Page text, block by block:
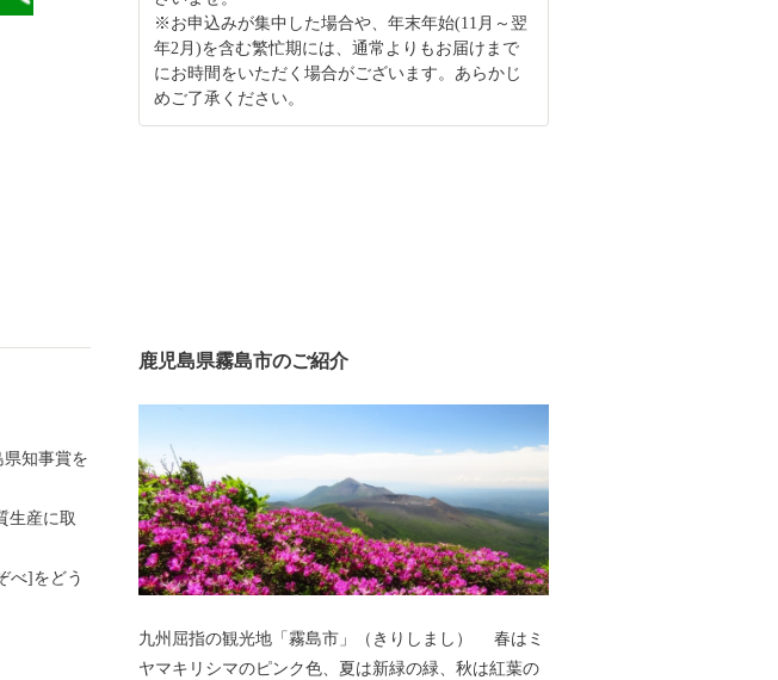
※お申込みが集中した場合や、年末年始(11月～翌
年2月)を含む繁忙期には、通常よりもお届けまで
にお時間をいただく場合がございます。あらかじ
めご了承ください。
知事賞を
生産に取
べ]をどう
鹿児島県霧島市のご紹介
九州屈指の観光地「霧島市」（きりしまし） 春はミ
ヤマキリシマのピンク色、夏は新緑の緑、秋は紅葉の